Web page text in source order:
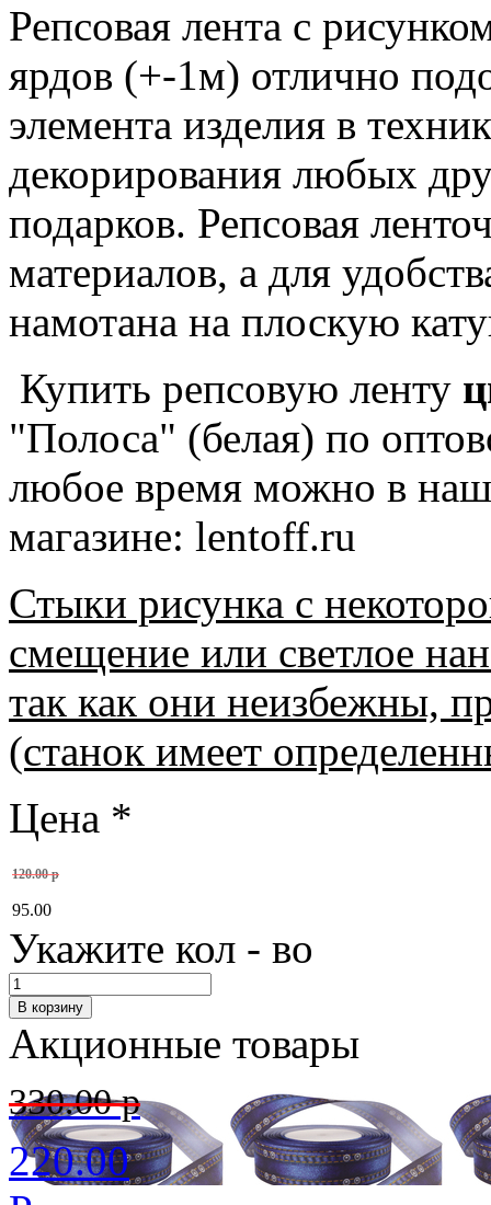
Репсовая лента с
ярдов (+-1м) отлично
элемента изделия в
декорирования любых
подарков. Репсовая
материалов, а для
намотана на плоскую
Купить репсовую ленту
"Полоса" (белая) по
любое время можно в
магазине: lentoff.ru
Стыки рисунка с
смещение или светлое
так как они неизбежны,
(станок имеет
Цена *
120.00 р
95.00
Укажите кол - во
Акционные товары
330.00 р
220.00